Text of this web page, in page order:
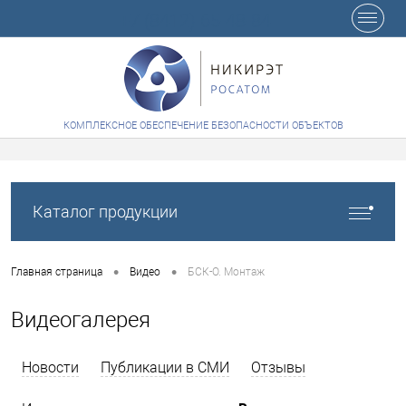
КОМПЛЕКСНОЕ ОБЕСПЕЧЕНИЕ БЕЗОПАСНОСТИ ОБЪЕКТОВ
Каталог продукции
Главная страница • Видео • БСК-О. Монтаж
Видеогалерея
Новости Публикации в СМИ Отзывы